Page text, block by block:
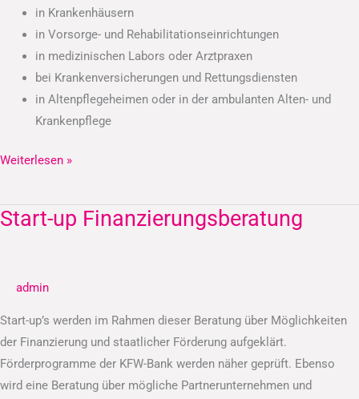
in Krankenhäusern
in Vorsorge- und Rehabilitationseinrichtungen
in medizinischen Labors oder Arztpraxen
bei Krankenversicherungen und Rettungsdiensten
in Altenpflegeheimen oder in der ambulanten Alten- und
Krankenpflege
Weiterlesen »
Start-up Finanzierungsberatung
admin
Start-up’s werden im Rahmen dieser Beratung über Möglichkeiten
der Finanzierung und staatlicher Förderung aufgeklärt.
Förderprogramme der KFW-Bank werden näher geprüft. Ebenso
wird eine Beratung über mögliche Partnerunternehmen und
Start-